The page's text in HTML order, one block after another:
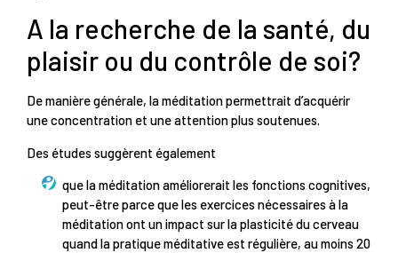
A la recherche de la santé, du
plaisir ou du contrôle de soi?
De manière générale, la méditation permettrait d’acquérir
une concentration et une attention plus soutenues.
Des études suggèrent également
que la méditation améliorerait les fonctions cognitives,
peut-être parce que les exercices nécessaires à la
méditation ont un impact sur la plasticité du cerveau
quand la pratique méditative est régulière, au moins 20